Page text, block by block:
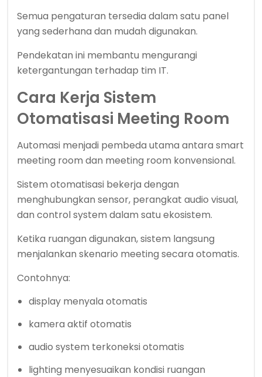
Semua pengaturan tersedia dalam satu panel
yang sederhana dan mudah digunakan.
Pendekatan ini membantu mengurangi
ketergantungan terhadap tim IT.
Cara Kerja Sistem
Otomatisasi Meeting Room
Automasi menjadi pembeda utama antara smart
meeting room dan meeting room konvensional.
Sistem otomatisasi bekerja dengan
menghubungkan sensor, perangkat audio visual,
dan control system dalam satu ekosistem.
Ketika ruangan digunakan, sistem langsung
menjalankan skenario meeting secara otomatis.
Contohnya:
display menyala otomatis
kamera aktif otomatis
audio system terkoneksi otomatis
lighting menyesuaikan kondisi ruangan